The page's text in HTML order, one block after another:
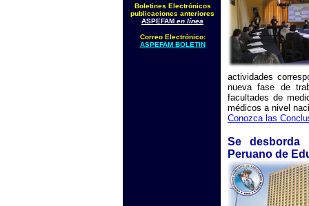
Boletines Electrónicos
publicaciones anteriores
ASPEFAM en línea
Correo Electrónico:
ASPEFAM BOLETIN
actividades
nueva fase de
facultades de
médicos a nivel
Conozca las
Se desborda
Peruano de